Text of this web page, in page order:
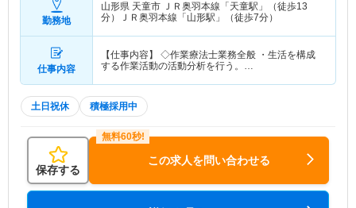
勤務地
山形県 天童市 ＪＲ奥羽本線「天童駅」（徒歩13
分）ＪＲ奥羽本線「山形駅」（徒歩7分）
仕事内容
【仕事内容】 ◇作業療法士業務全般 ・生活を構成
する作業活動の活動分析を行う。…
土日祝休 積極採用中
保存する
この求人を問い合わせる